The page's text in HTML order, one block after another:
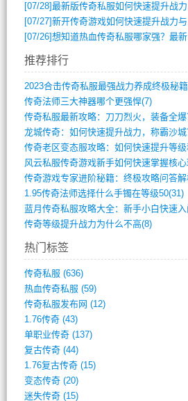
[07/28]最新版传奇私服如何快速提升战力与获取稀有装备？
[07/27]新开传奇游戏如何快速提升战力与获取稀有装备？
[07/26]想知道热血传奇私服哪家强？最新排行榜攻略全解析
推荐排行
传奇法师三大神器哪个更强悍(7)
1.95传奇法师选择什么手镯在等级50(31)
传奇等级提升战力为什么不高(8)
热门标签
传奇私服 (636)
热血传奇私服 (59)
传奇私服发布网 (12)
1.76传奇(43)
单职业传奇(137)
复古传奇(44)
1.76复古传奇(15)
变态传奇(20)
迷失传奇(15)